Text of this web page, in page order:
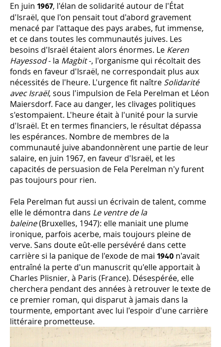
En juin 1967, l'élan de solidarité autour de l'État
d'Israël, que l'on pensait tout d'abord gravement
menacé par l'attaque des pays arabes, fut immense,
et ce dans toutes les communautés juives. Les
besoins d'Israël étaient alors énormes. Le Keren
Hayessod- la Magbit-, l'organisme qui récoltait des
fonds en faveur d'Israël, ne correspondait plus aux
nécessités de l'heure. L'urgence fit naître Solidarité
avec Israël, sous l'impulsion de Fela Perelman et Léon
Maiersdorf. Face au danger, les clivages politiques
s'estompaient. L'heure était à l'unité pour la survie
d'Israël. Et en termes financiers, le résultat dépassa
les espérances. Nombre de membres de la
communauté juive abandonnèrent une partie de leur
salaire, en juin 1967, en faveur d'Israël, et les
capacités de persuasion de Fela Perelman n'y furent
pas toujours pour rien.
Fela Perelman fut aussi un écrivain de talent, comme
elle le démontra dans Le ventre de la
baleine(Bruxelles, 1947): elle maniait une plume
ironique, parfois acerbe, mais toujours pleine de
verve. Sans doute eût-elle persévéré dans cette
carrière si la panique de l'exode de mai 1940 n'avait
entraîné la perte d'un manuscrit qu'elle apportait à
Charles Plisnier, à Paris (France). Désespérée, elle
cherchera pendant des années à retrouver le texte de
ce premier roman, qui disparut à jamais dans la
tourmente, emportant avec lui l'espoir d'une carrière
littéraire prometteuse.